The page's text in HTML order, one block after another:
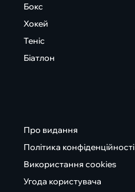
Бокс
Хокей
Теніс
Біатлон
Про видання
Політика конфіденційності
Використання cookies
Угода користувача